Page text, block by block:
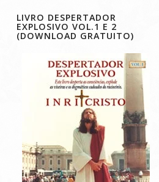
LIVRO DESPERTADOR
EXPLOSIVO VOL.1 E 2
(DOWNLOAD GRATUITO)